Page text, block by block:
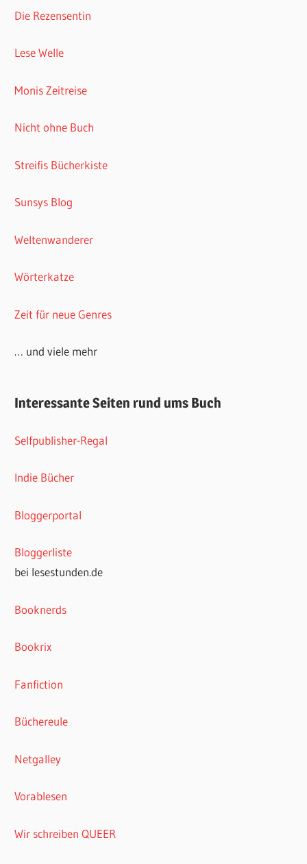
Die Rezensentin
Lese Welle
Monis Zeitreise
Nicht ohne Buch
Streifis Bücherkiste
Sunsys Blog
Weltenwanderer
Wörterkatze
Zeit für neue Genres
… und viele mehr
Interessante Seiten rund ums Buch
Selfpublisher-Regal
Indie Bücher
Bloggerportal
Bloggerliste
bei lesestunden.de
Booknerds
Bookrix
Fanfiction
Büchereule
Netgalley
Vorablesen
Wir schreiben QUEER